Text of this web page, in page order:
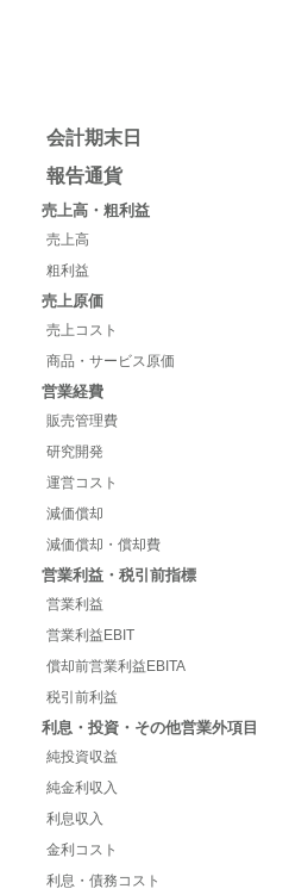
会計期末日
報告通貨
売上高・粗利益
売上高
粗利益
売上原価
売上コスト
商品・サービス原価
営業経費
販売管理費
研究開発
運営コスト
減価償却
減価償却・償却費
営業利益・税引前指標
営業利益
営業利益EBIT
償却前営業利益EBITA
税引前利益
利息・投資・その他営業外項目
純投資収益
純金利収入
利息収入
金利コスト
利息・債務コスト